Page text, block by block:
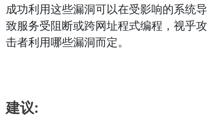
成功利用这些漏洞可以在受影响的系统导
致服务受阻断或跨网址程式编程，视乎攻
击者利用哪些漏洞而定。
建议: